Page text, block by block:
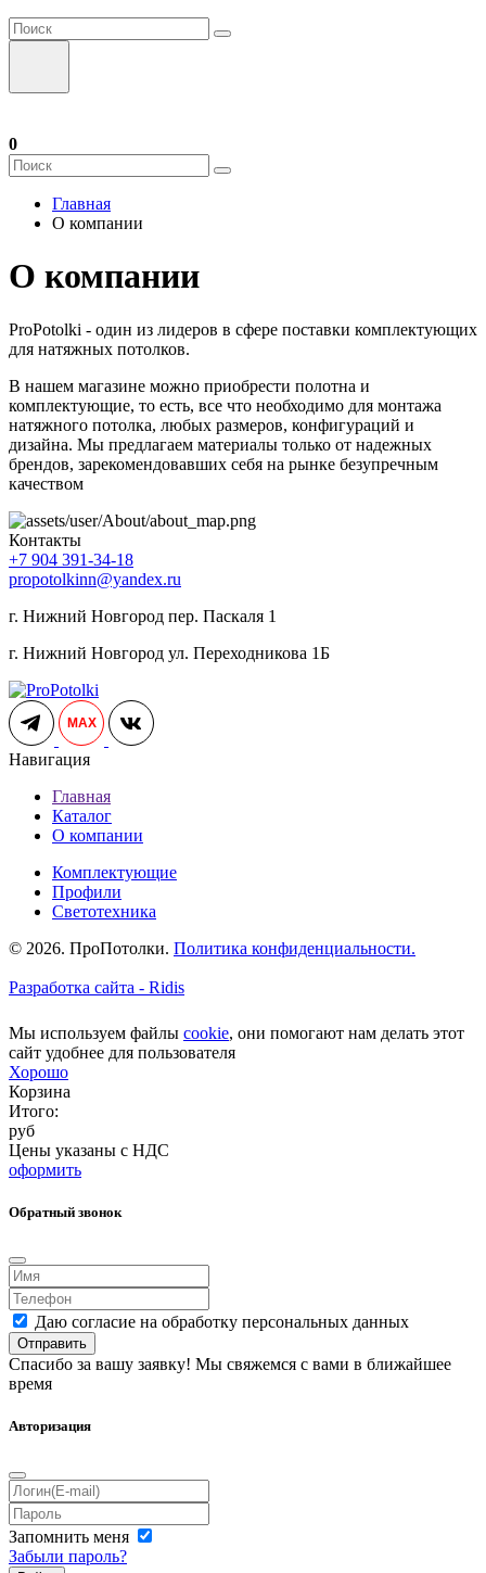
0
Главная
О компании
О компании
ProPotolki - один из лидеров в сфере поставки комплектующих
для натяжных потолков.
В нашем магазине можно приобрести полотна и
комплектующие, то есть, все что необходимо для монтажа
натяжного потолка, любых размеров, конфигураций и
дизайна. Мы предлагаем материалы только от надежных
брендов, зарекомендовавших себя на рынке безупречным
качеством
Контакты
+7 904 391-34-18
propotolkinn@yandex.ru
г. Нижний Новгород пер. Паскаля 1
г. Нижний Новгород ул. Переходникова 1Б
MAX
Навигация
Главная
Каталог
О компании
Комплектующие
Профили
Светотехника
© 2026. ПроПотолки. Политика конфиденциальности.
Разработка сайта - Ridis
Мы используем файлы cookie, они помогают нам делать этот
сайт удобнее для пользователя
Хорошо
Корзина
Итого:
руб
Цены указаны с НДС
оформить
Обратный звонок
Даю согласие на обработку персональных данных
Отправить
Спасибо за вашу заявку! Мы свяжемся с вами в ближайшее
время
Авторизация
Запомнить меня
Забыли пароль?